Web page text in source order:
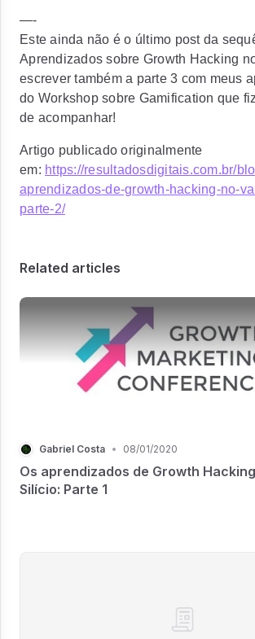
—-
Este ainda não é o último post da
Aprendizados sobre Growth Hacking
escrever também a parte 3 com meus
do Workshop sobre Gamification que
de acompanhar!
Artigo publicado originalmente
em: https://resultadosdigitais.com.br/
aprendizados-de-growth-hacking-no-
parte-2/
Related articles
Gabriel Costa • 08/01/2020
Os aprendizados de Growth
Silício: Parte 1